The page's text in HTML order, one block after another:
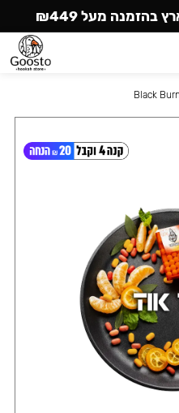
Black
בהזמנה מעל ₪449